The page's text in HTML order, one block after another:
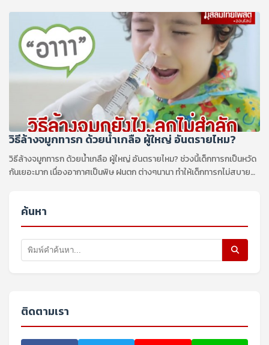
วิธีล้างจมูกทารก ด้วยน้ำเกลือ ผู้ใหญ่ อันตรายไหม?
วิธีล้างจมูกทารก ด้วยน้ำเกลือ ผู้ใหญ่ อันตรายไหม? ช่วงนี้เด็กทารกเป็นหวัด
กันเยอะมาก เนื่องอากาศเป็นพิษ ฝนตก ต่างๆนานา ทำให้เด็กทารกไม่สบาย
ค้นหา
ติดตามเรา